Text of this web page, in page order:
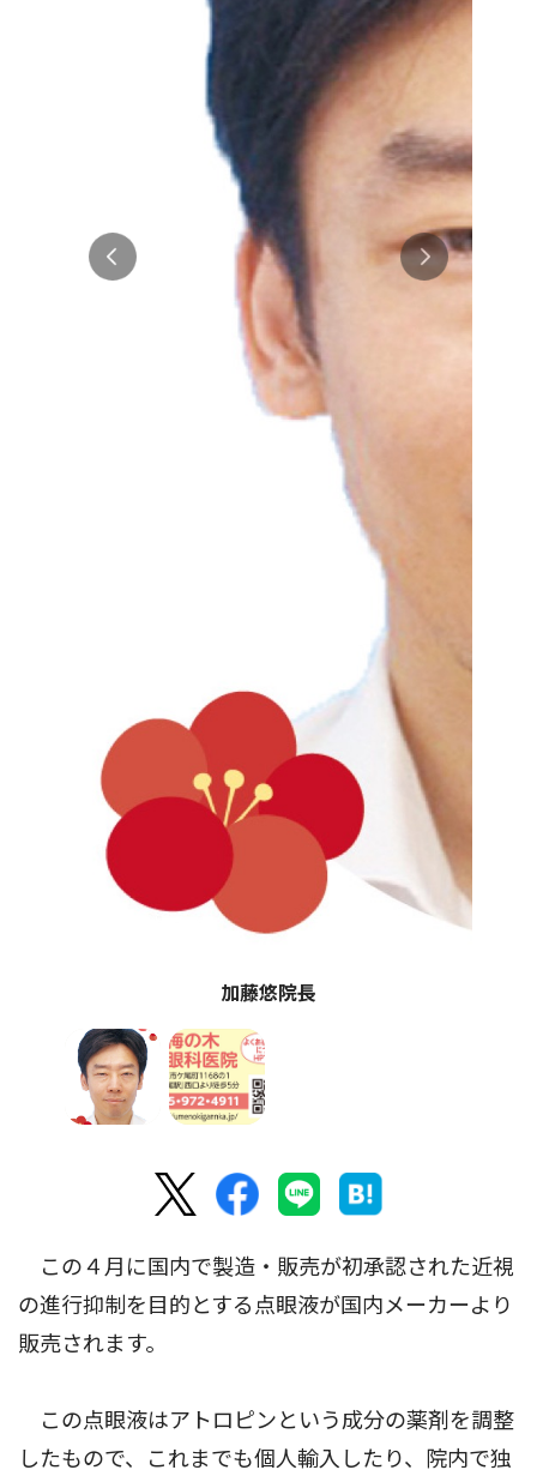
加藤悠院長
この４月に国内で製造・販売が初承認された近視
の進行抑制を目的とする点眼液が国内メーカーより
販売されます。
この点眼液はアトロピンという成分の薬剤を調整
したもので、これまでも個人輸入したり、院内で独